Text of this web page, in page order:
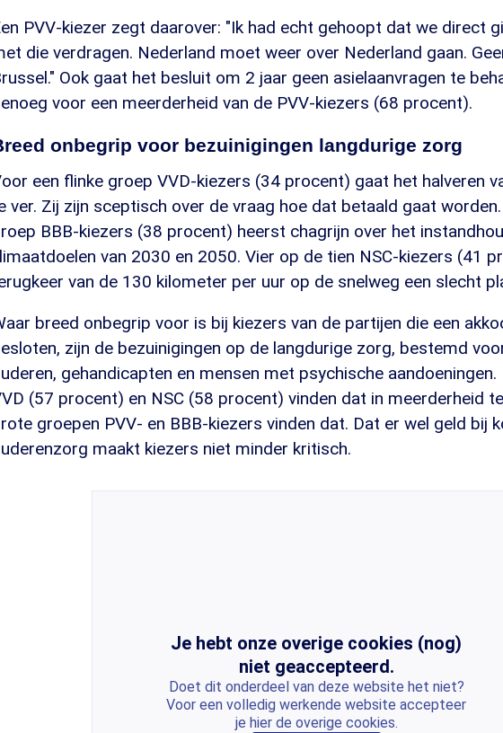
PVV-kiezer zegt daarover: "Ik had echt gehoopt dat we direct
die verdragen. Nederland moet weer over Nederland gaan.
Ook gaat het besluit om 2 jaar geen asielaanvragen te
voor een meerderheid van de PVV-kiezers (68 procent).
onbegrip voor bezuinigingen langdurige zorg
een flinke groep VVD-kiezers (34 procent) gaat het halveren
ver. Zij zijn sceptisch over de vraag hoe dat betaald gaat
BBB-kiezers (38 procent) heerst chagrijn over het
van 2030 en 2050. Vier op de tien NSC-kiezers (41
van de 130 kilometer per uur op de snelweg een slecht
breed onbegrip voor is bij kiezers van de partijen die een
zijn de bezuinigingen op de langdurige zorg, bestemd
gehandicapten en mensen met psychische aandoeningen.
(57 procent) en NSC (58 procent) vinden dat in meerderheid
groepen PVV- en BBB-kiezers vinden dat. Dat er wel geld bij
maakt kiezers niet minder kritisch.
Je hebt onze overige cookies (nog)
niet geaccepteerd.
Doet dit onderdeel van deze website het niet?
Voor een volledig werkende website accepteer
je hier de overige cookies.